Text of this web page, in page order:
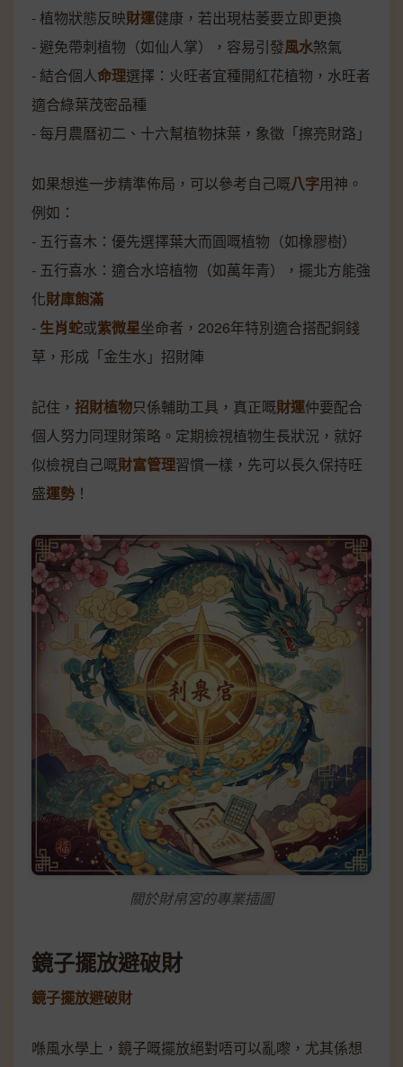
- 植物狀態反映財運健康，若出現枯萎要立即更換
- 避免帶刺植物（如仙人掌），容易引發風水煞氣
- 結合個人命理選擇：火旺者宜種開紅花植物，水旺者
適合綠葉茂密品種
- 每月農曆初二、十六幫植物抹葉，象徵「擦亮財路」
如果想進一步精準佈局，可以參考自己嘅八字用神。
例如：
- 五行喜木：優先選擇葉大而圓嘅植物（如橡膠樹）
- 五行喜水：適合水培植物（如萬年青），擺北方能強
化財庫飽滿
- 生肖蛇或紫微星坐命者，2026年特別適合搭配銅錢
草，形成「金生水」招財陣
記住， 招財植物只係輔助工具，真正嘅財運仲要配合
個人努力同理財策略。定期檢視植物生長狀況，就好
似檢視自己嘅財富管理習慣一樣，先可以長久保持旺
盛運勢 ！
關於財帛宮的專業插圖
鏡子擺放避破財
鏡子擺放避破財
喺風水學上，鏡子嘅擺放絕對唔可以亂嚟，尤其係想